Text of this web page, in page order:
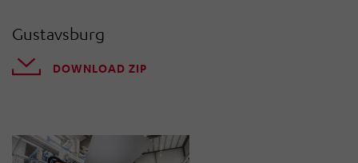
Gustavsburg
DOWNLOAD ZIP